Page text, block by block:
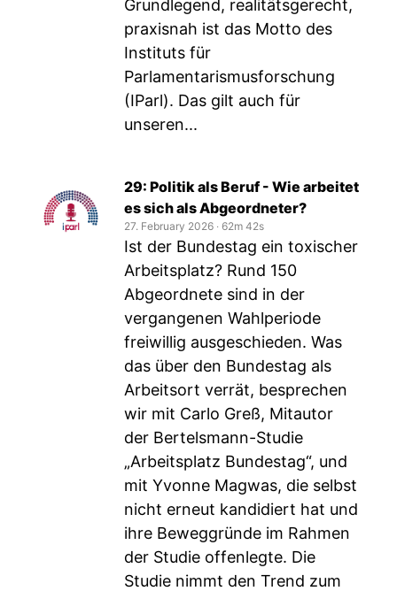
Grundlegend, realitätsgerecht,
praxisnah ist das Motto des
Instituts für
Parlamentarismusforschung
(IParl). Das gilt auch für
unseren...
29: Politik als Beruf - Wie arbeitet
es sich als Abgeordneter?
27. February 2026 ‧ 62m 42s
Ist der Bundestag ein toxischer
Arbeitsplatz? Rund 150
Abgeordnete sind in der
vergangenen Wahlperiode
freiwillig ausgeschieden. Was
das über den Bundestag als
Arbeitsort verrät, besprechen
wir mit Carlo Greß, Mitautor
der Bertelsmann-Studie
„Arbeitsplatz Bundestag“, und
mit Yvonne Magwas, die selbst
nicht erneut kandidiert hat und
ihre Beweggründe im Rahmen
der Studie offenlegte. Die
Studie nimmt den Trend zum